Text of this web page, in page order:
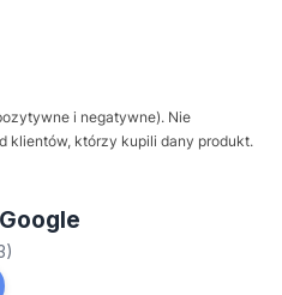
i negatywne). Nie
klientów, którzy kupili dany produkt.